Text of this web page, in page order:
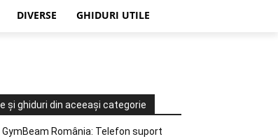
DIVERSE GHIDURI UTILE
și ghiduri din aceeași categorie
România: Telefon suport